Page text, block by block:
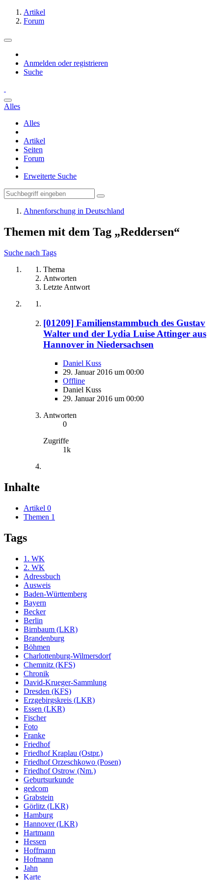
Artikel
Forum
Anmelden oder registrieren
Suche
Alles
Alles
Artikel
Seiten
Forum
Erweiterte Suche
Ahnenforschung in Deutschland
Themen mit dem Tag „Reddersen“
Suche nach Tags
Thema
Antworten
Letzte Antwort
[01209] Familienstammbuch des Gustav
Walter und der Lydia Luise Attinger aus
Hannover in Niedersachsen
Daniel Kuss
29. Januar 2016 um 00:00
Offline
Daniel Kuss
29. Januar 2016 um 00:00
Antworten
0
Zugriffe
1k
Inhalte
Artikel 0
Themen 1
Tags
1. WK
2. WK
Adressbuch
Ausweis
Baden-Württemberg
Bayern
Becker
Berlin
Birnbaum (LKR)
Brandenburg
Böhmen
Charlottenburg-Wilmersdorf
Chemnitz (KFS)
Chronik
David-Krueger-Sammlung
Dresden (KFS)
Erzgebirgskreis (LKR)
Essen (LKR)
Fischer
Foto
Franke
Friedhof
Friedhof Kraplau (Ostpr.)
Friedhof Orzeschkowo (Posen)
Friedhof Ostrow (Nm.)
Geburtsurkunde
gedcom
Grabstein
Görlitz (LKR)
Hamburg
Hannover (LKR)
Hartmann
Hessen
Hoffmann
Hofmann
Jahn
Karte